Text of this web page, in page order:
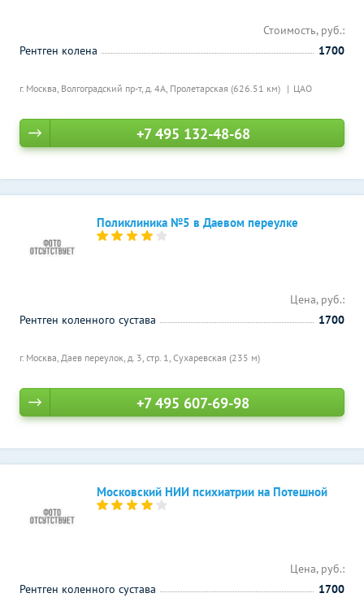
г. Москва, Волгоградский пр-т, д. 4А, Пролетарская (626.51 км) ЦАО
Стоимость, руб.:
Рентген колена
1700
+7 495 132-48-68
Поликлиника №5 в Даевом переулке
г. Москва, Даев переулок, д. 3, стр. 1, Сухаревская (235 м)
Цена, руб.:
Рентген коленного сустава
1700
+7 495 607-69-98
Московский НИИ психиатрии на Потешной
Цена, руб.:
Рентген коленного сустава
1700